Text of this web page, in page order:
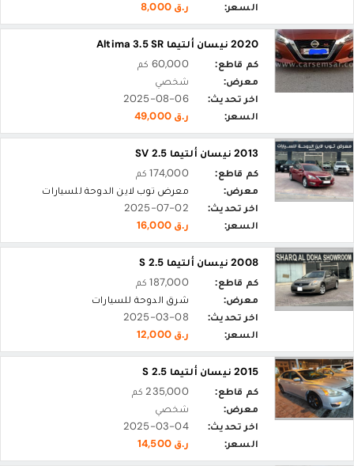
السعر: ر.ق 8,000
2020 نيسان ألتيما Altima 3.5 SR
كم قاطع:
60,000 كم
معرض:
شخصي
اخر تحديث:
2025-08-06
السعر:
ر.ق 49,000
2013 نيسان ألتيما 2.5 SV
كم قاطع:
174,000 كم
معرض:
معرض توب لاين الدوحة للسيارات
اخر تحديث:
2025-07-02
السعر:
ر.ق 16,000
2008 نيسان ألتيما 2.5 S
كم قاطع:
187,000 كم
معرض:
شرق الدوحة للسيارات
اخر تحديث:
2025-03-08
السعر:
ر.ق 12,000
2015 نيسان ألتيما 2.5 S
كم قاطع:
235,000 كم
معرض:
شخصي
اخر تحديث:
2025-03-04
السعر:
ر.ق 14,500